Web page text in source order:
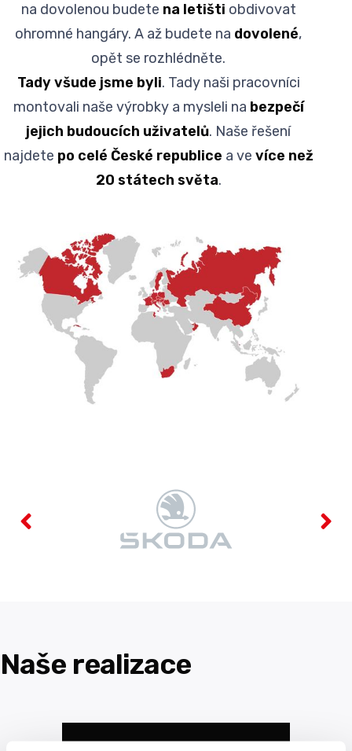
na dovolenou budete na letišti obdivovat
ohromné hangáry. A až budete na dovolené,
opět se rozhlédněte.
Tady všude jsme byli. Tady naši pracovníci
montovali naše výrobky a mysleli na bezpečí
jejich budoucích uživatelů. Naše řešení
najdete po celé České republice a ve více než
20 státech světa.
Naše realizace